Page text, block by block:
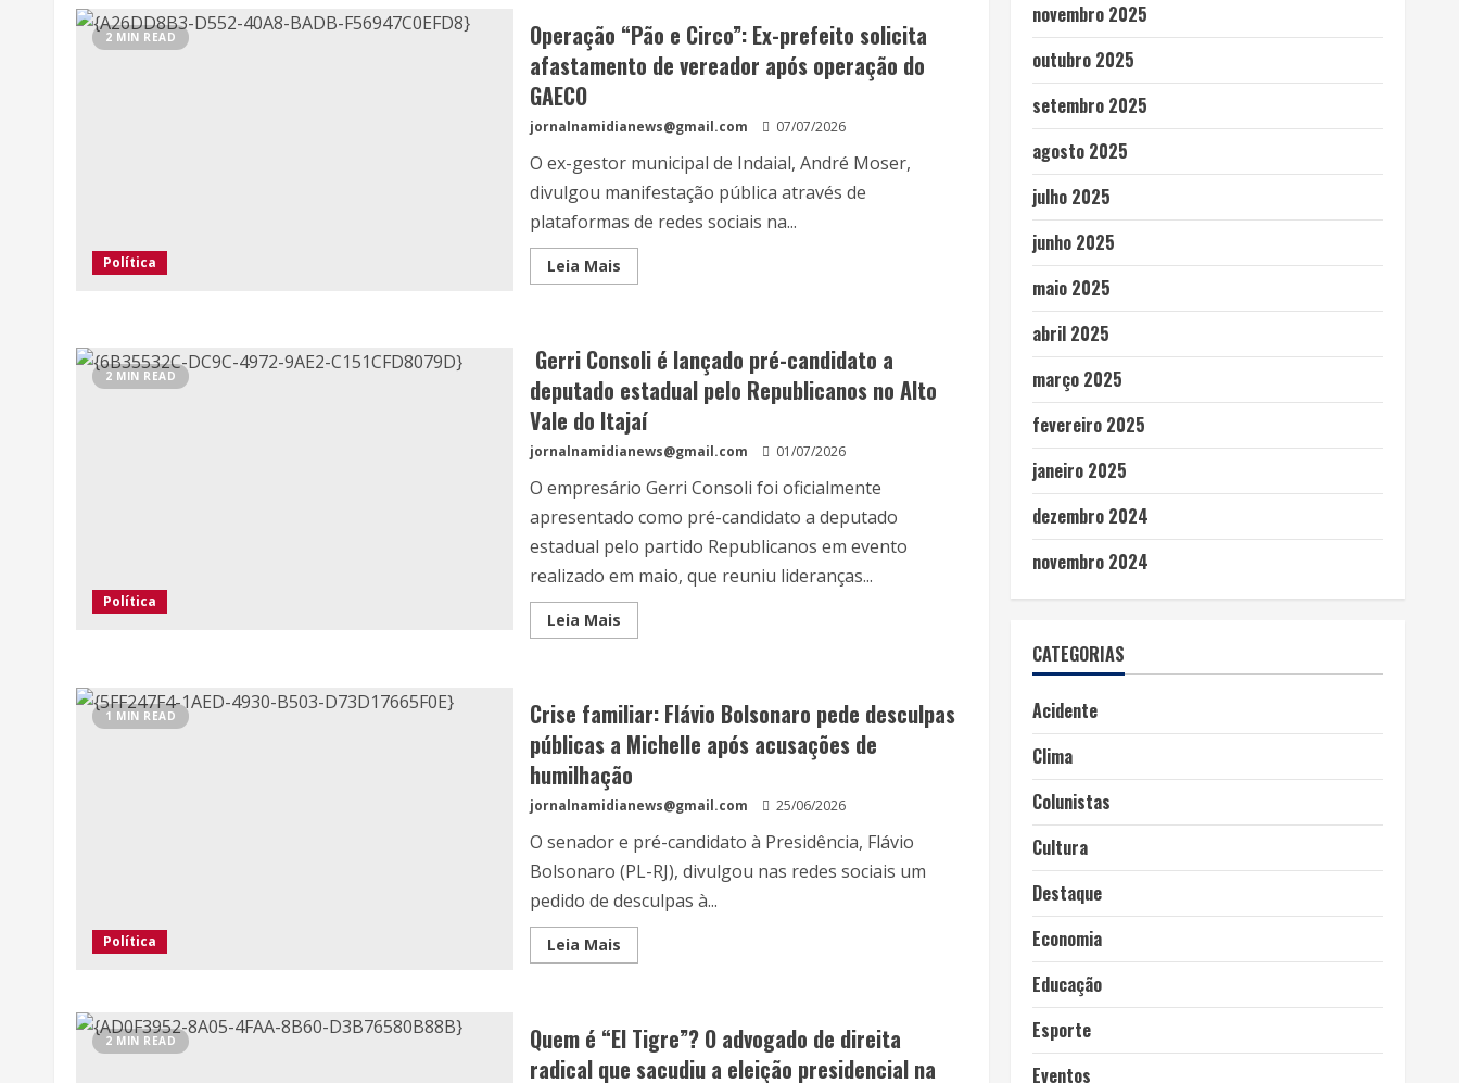
2 MIN READ
Política
Operação “Pão e Circo”: Ex-prefeito solicita
afastamento de vereador após operação do
GAECO
jornalnamidianews@gmail.com 07/07/2026
O ex-gestor municipal de Indaial, André Moser,
divulgou manifestação pública através de
plataformas de redes sociais na...
Leia Mais
2 MIN READ
Política
Gerri Consoli é lançado pré-candidato a
deputado estadual pelo Republicanos no Alto
Vale do Itajaí
jornalnamidianews@gmail.com 01/07/2026
O empresário Gerri Consoli foi oficialmente
apresentado como pré-candidato a deputado
estadual pelo partido Republicanos em evento
realizado em maio, que reuniu lideranças...
Leia Mais
1 MIN READ
Política
Crise familiar: Flávio Bolsonaro pede desculpas
públicas a Michelle após acusações de
humilhação
jornalnamidianews@gmail.com 25/06/2026
O senador e pré-candidato à Presidência, Flávio
Bolsonaro (PL-RJ), divulgou nas redes sociais um
pedido de desculpas à...
Leia Mais
2 MIN READ
Quem é “El Tigre”? O advogado de direita
radical que sacudiu a eleição presidencial na
novembro 2025
outubro 2025
setembro 2025
agosto 2025
julho 2025
junho 2025
maio 2025
abril 2025
março 2025
fevereiro 2025
janeiro 2025
dezembro 2024
novembro 2024
CATEGORIAS
Acidente
Clima
Colunistas
Cultura
Destaque
Economia
Educação
Esporte
Eventos